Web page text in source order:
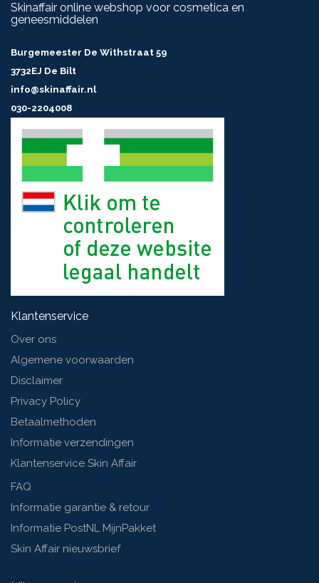
Skinaffair online webshop voor cosmetica en
geneesmiddelen
Burgemeester De Withstraat 59
3732EJ De Bilt
info@skinaffair.nl
030-2204008
Klantenservice
Over ons
Algemene voorwaarden
Disclaimer
Privacy Policy
Betaalmethoden
Informatie verzendingen
Klantenservice Skin Affair
FAQ
Informatie garantie & retour
Informatie PostNL MijnPakket
Skin Affair nieuwsbrief